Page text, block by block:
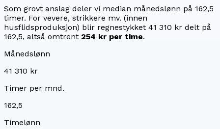
Som grovt anslag deler vi median månedslønn på 162,5
timer. For vevere, strikkere mv. (innen
husflidsproduksjon) blir regnestykket 41 310 kr delt på
162,5, altså omtrent 254 kr per time.
Månedslønn
41 310 kr
Timer per mnd.
162,5
Timelønn